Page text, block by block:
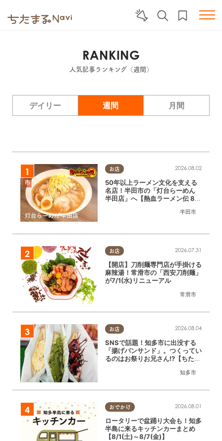
RANKING
人気記事ランキング（週間）
デイリー 週間 月間
お店
半田市
2026.08.02
50年以上ラーメン文化を支える
名店！半田市の「灯台らーめん
半田店」へ【熱血ラーメン伝 8月
お店
常滑市
2026.07.31
【開店】刀削麺専門店が手掛ける
麻辣湯！常滑市の「西安刀削麺」
が7/1(水)リニューアル
お店
知多市
2026.08.04
SNSで話題！知多市に出没する
「揚げパンサンド」。つくってい
るのはお祭りお兄さん!?【ちたま
おでかけ 2026.08.01
ロータリーで盆踊り大会も！知多
半島に来るキッチンカーまとめ
【8/1(土)～8/7(金)】